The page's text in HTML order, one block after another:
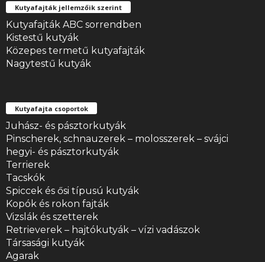
Kutyafajták jellemzőik szerint
Kutyafajták ABC sorrendben
Kistestű kutyák
Közepes termetű kutyafajták
Nagytestű kutyák
Kutyafajta csoportok
Juhász- és pásztorkutyák
Pinscherek, schnauzerek – molosszerek – svájci
hegyi- és pásztorkutyák
Terrierek
Tacskók
Spiccek és ősi típusú kutyák
Kopók és rokon fajták
Vizslák és szetterek
Retrieverek – hajtókutyák – vízi vadászok
Társasági kutyák
Agarak